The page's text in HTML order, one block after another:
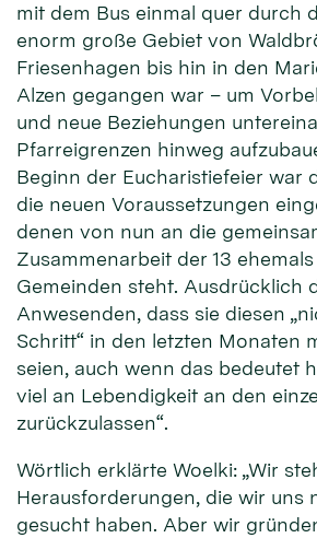
mit dem Bus einmal quer durch
enorm große Gebiet von
Friesenhagen bis hin in den
Alzen gegangen war – um
und neue Beziehungen
Pfarreigrenzen hinweg
Beginn der Eucharistiefeier war
die neuen Voraussetzungen
denen von nun an die
Zusammenarbeit der 13
Gemeinden steht. Ausdrücklich
Anwesenden, dass sie diesen
Schritt“ in den letzten Monaten
seien, auch wenn das bedeutet
viel an Lebendigkeit an den
zurückzulassen“.
Wörtlich erklärte Woelki: „Wir
Herausforderungen, die wir uns
gesucht haben. Aber wir